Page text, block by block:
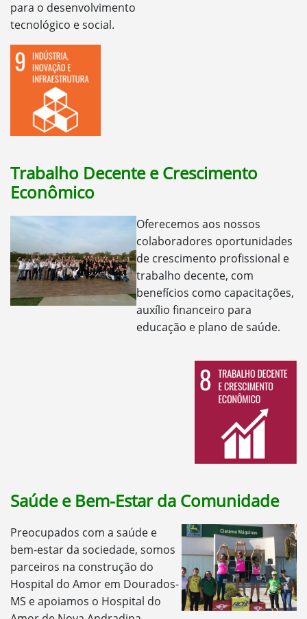
para o desenvolvimento
tecnológico e social.
Trabalho Decente e Crescimento
Econômico
Oferecemos aos nossos
colaboradores oportunidades
de crescimento profissional e
trabalho decente, com
benefícios como capacitações,
auxílio financeiro para
educação e plano de saúde.
Saúde e Bem-Estar da Comunidade
Preocupados com a saúde e
bem-estar da sociedade, somos
parceiros na construção do
Hospital do Amor em Dourados-
MS e apoiamos o Hospital do